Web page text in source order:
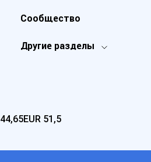
Другие разделы
Сообщество
44,65EUR 51,5